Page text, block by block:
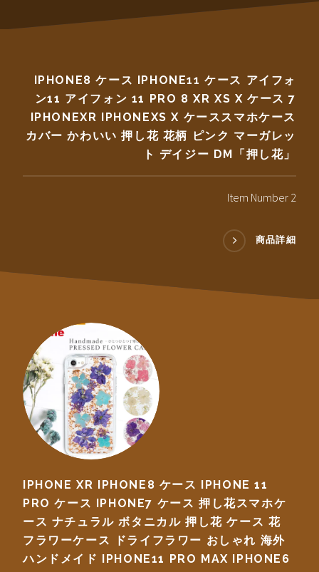
IPHONE8 ケース IPHONE11 ケース アイフォ
ン11 アイフォン 11 PRO 8 XR XS X ケース 7
IPHONEXR IPHONEXS X ケーススマホケース
カバー かわいい 押し花 花柄 ピンク マーガレッ
ト デイジー DM「押し花」
Item Number 2
商品詳細
IPHONE XR IPHONE8 ケース IPHONE 11
PRO ケース IPHONE7 ケース 押し花スマホケ
ース ナチュラル ボタニカル 押し花 ケース 花
フラワーケース ドライフラワー おしゃれ 海外
ハンドメイド IPHONE11 PRO MAX IPHONE6